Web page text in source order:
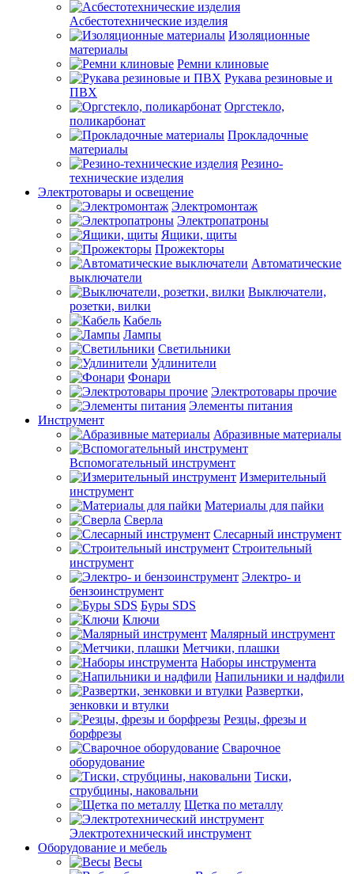
Асбестотехнические изделия
Изоляционные
материалы
Ремни клиновые
Рукава резиновые и
ПВХ
Оргстекло,
поликарбонат
Прокладочные
материалы
Резино-
технические изделия
Электротовары и освещение
Электромонтаж
Электропатроны
Ящики, щиты
Прожекторы
Автоматические
выключатели
Выключатели,
розетки, вилки
Кабель
Лампы
Светильники
Удлинители
Фонари
Электротовары прочие
Элементы питания
Инструмент
Абразивные материалы
Вспомогательный инструмент
Измерительный
инструмент
Материалы для пайки
Сверла
Слесарный инструмент
Строительный
инструмент
Электро- и
бензоинструмент
Буры SDS
Ключи
Малярный инструмент
Метчики, плашки
Наборы инструмента
Напильники и надфили
Развертки,
зенковки и втулки
Резцы, фрезы и
борфрезы
Сварочное
оборудование
Тиски,
струбцины, наковальни
Щетка по металлу
Электротехнический инструмент
Оборудование и мебель
Весы